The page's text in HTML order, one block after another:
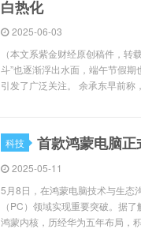
白热化
2025-06-03
（本文系紫金财经原创稿件，
斗”也逐渐浮出水面，端午节假期
引发了广泛关注。 余承东早前称
科技 首款鸿蒙电脑
2025-05-11
5月8日，在鸿蒙电脑技术与生态
（PC）领域实现重要突破。据
鸿蒙内核，历经华为五年布局，